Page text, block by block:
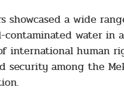
showcased a wide
contaminated water in
international human
security among the